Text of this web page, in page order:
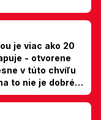
je viac ako 20
- otvorene
v túto chvíľu
to nie je dobré,